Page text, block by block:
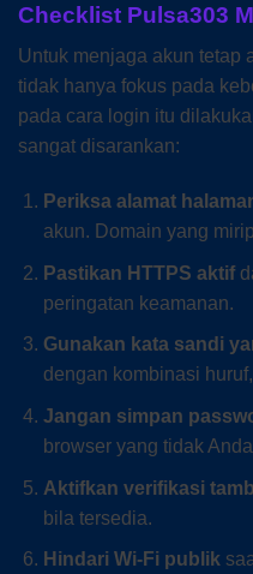
Checklist Pulsa303
Untuk menjaga akun tetap
tidak hanya fokus pada
pada cara login itu
sangat disarankan:
Periksa alamat
akun. Domain yang
Pastikan HTTPS aktif
peringatan keamanan.
Gunakan kata sandi
dengan kombinasi
Jangan simpan
browser yang tidak
Aktifkan verifikasi
bila tersedia.
Hindari Wi-Fi publik